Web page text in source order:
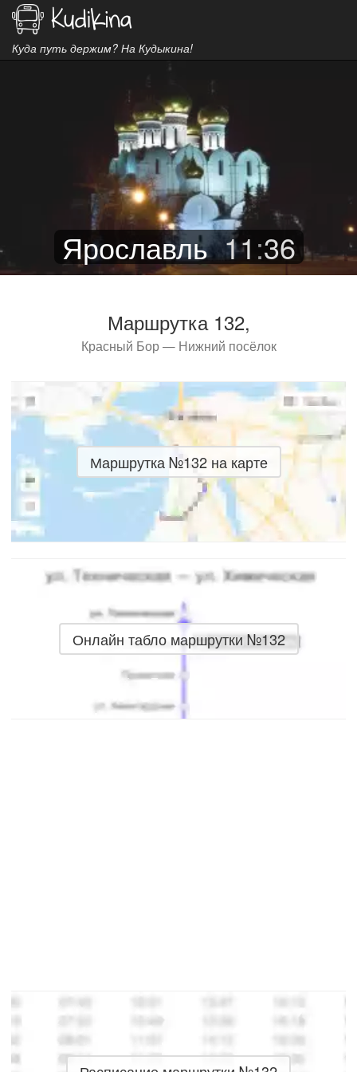
Куда путь держим? На Кудыкина!
Ярославль 11:36
Маршрутка 132,
Красный Бор — Нижний посёлок
Маршрутка №132 на карте
Онлайн табло маршрутки №132